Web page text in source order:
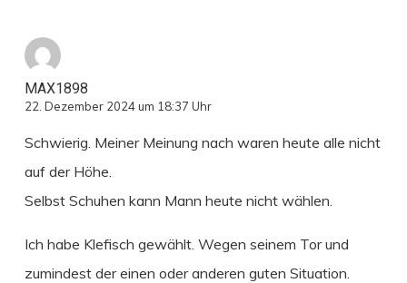
MAX1898
22. Dezember 2024 um 18:37 Uhr
Schwierig. Meiner Meinung nach waren heute alle nicht
auf der Höhe.
Selbst Schuhen kann Mann heute nicht wählen.
Ich habe Klefisch gewählt. Wegen seinem Tor und
zumindest der einen oder anderen guten Situation.